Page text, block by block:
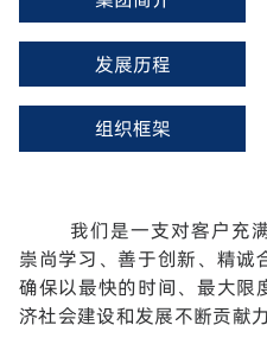
发展历程
组织框架
我们是一支对客户充
崇尚学习、善于创新、精诚
确保以最快的时间、最大限
济社会建设和发展不断贡献力